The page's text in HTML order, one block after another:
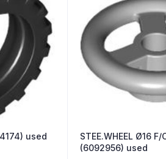
used
STEE.WHEEL Ø16 F/
(6092956) used